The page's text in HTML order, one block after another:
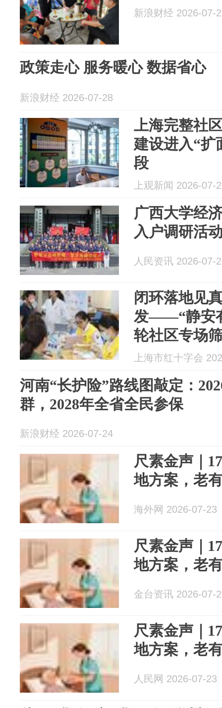
新浪财经 2026-07-
政策走心 服务暖心 数据省心
新浪财经 2026-07-28
上海完整社
建设进入“扩
段
上观新闻 2026-07-
广西大学经
入户调研活
人民资讯 2026-07-
闭环落地见
发——“静安
轮社区专场
上海市红十字会
河南“长护险”路线图敲定：
群，2028年全省全民参保
新浪财经 2026-07-24
尺素金声｜
地方案，老
海外网 2026-07-23
尺素金声｜
地方案，老
金台资讯 2026-07-
尺素金声｜
地方案，老
人民网 2026-07-23